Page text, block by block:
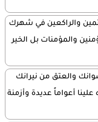
والراكعين في شهرك
والمؤمنات بل الخير
والعتق من نيرانك
أعواماً عديدة وأزمنة